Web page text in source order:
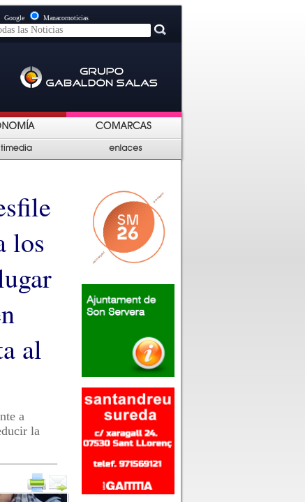
Google Manacornoticias
los
al
a
la